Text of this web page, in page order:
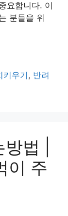
요합니다. 이
분들을 위
키우기, 반려
법 |
이 주